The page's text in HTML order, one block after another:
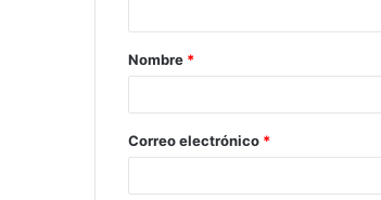
Nombre *
Correo electrónico *